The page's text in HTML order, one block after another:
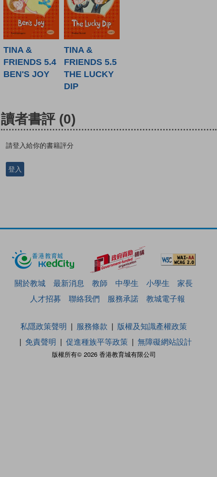
TINA &
FRIENDS 5.4
BEN'S JOY
TINA &
FRIENDS 5.5
THE LUCKY
DIP
讀者書評 (0)
請登入給你的書籍評分
登入
關於教城 最新消息 教師 中學生 小學生
家長
人才招募
聯絡我們 服務承諾 教城電子報
版權所有© 2026 香港教育城有限公司
私隱政策聲明 服務條款
版權及知識產權政策
免責聲明
促進種族平等政策 無障礙網站設計